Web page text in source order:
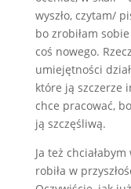
wyszło, czytam/
bo zrobiłam
coś nowego.
umiejętności
które ją szczerze
chce pracować,
ją szczęśliwą.
Ja też
robiła w